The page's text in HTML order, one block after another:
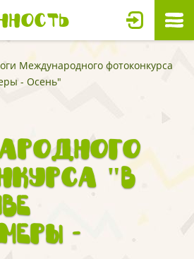
Международного фотоконкурса
- Oсень"
"В
-